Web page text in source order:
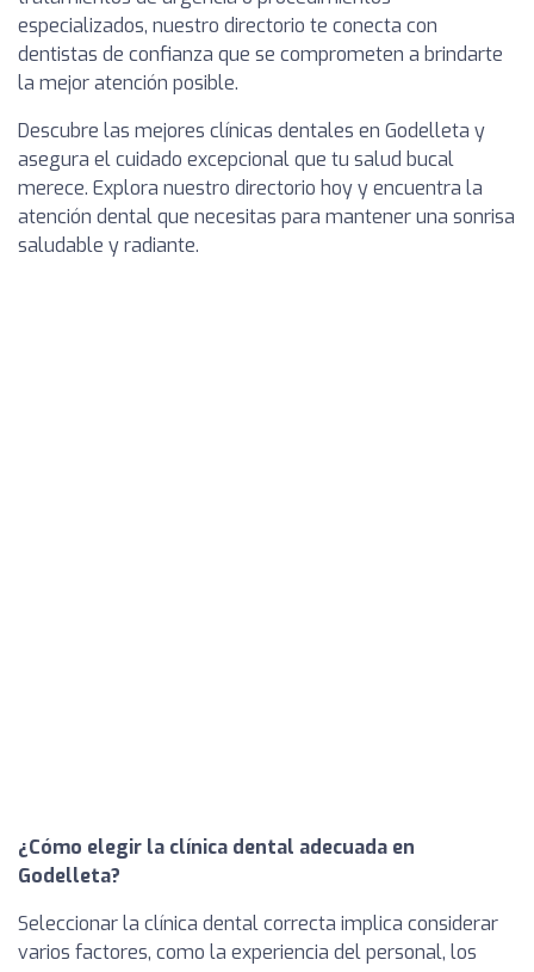
especializados, nuestro directorio te conecta con
dentistas de confianza que se comprometen a brindarte
la mejor atención posible.
Descubre las mejores clínicas dentales en Godelleta y
asegura el cuidado excepcional que tu salud bucal
merece. Explora nuestro directorio hoy y encuentra la
atención dental que necesitas para mantener una sonrisa
saludable y radiante.
¿Cómo elegir la clínica dental adecuada en
Godelleta?
Seleccionar la clínica dental correcta implica considerar
varios factores, como la experiencia del personal, los